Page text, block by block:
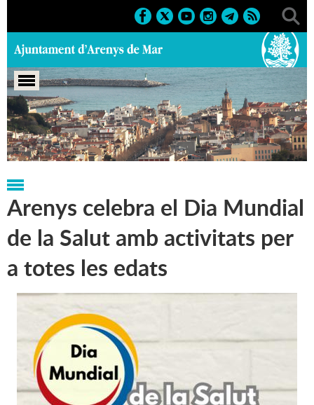
Portada > Regidories > Sanitat i salut pública > Notícies
Arenys celebra el Dia Mundial
de la Salut amb activitats per
a totes les edats